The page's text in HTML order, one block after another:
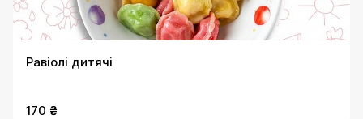
Равіолі дитячі
170 ₴